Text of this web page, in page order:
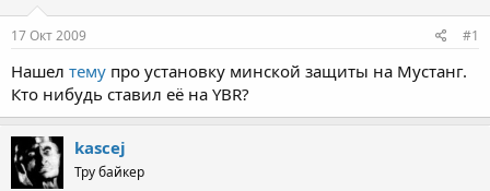
17 Окт 2009 #1
Нашел тему про установку минской защиты на Мустанг.
Кто нибудь ставил её на YBR?
kascej
Тру байкер